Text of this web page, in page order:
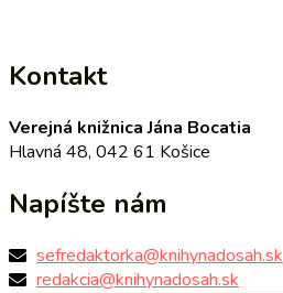
Kontakt
Verejná knižnica Jána Bocatia
Hlavná 48, 042 61 Košice
Napíšte nám
sefredaktorka@knihynadosah.sk
redakcia@knihynadosah.sk